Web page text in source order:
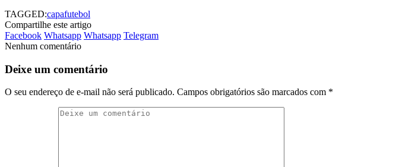
TAGGED:capafutebol
Compartilhe este artigo
Facebook Whatsapp Whatsapp Telegram
Nenhum comentário
Deixe um comentário
O seu endereço de e-mail não será publicado. Campos obrigatórios são marcados com *